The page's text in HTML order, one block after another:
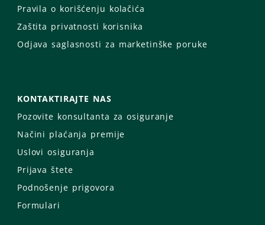
Pravila o korišćenju kolačića
Zaštita privatnosti korisnika
Odjava saglasnosti za marketinške poruke
KONTAKTIRAJTE NAS
Pozovite konsultanta za osiguranje
Načini plaćanja premije
Uslovi osiguranja
Prijava štete
Podnošenje prigovora
Formulari